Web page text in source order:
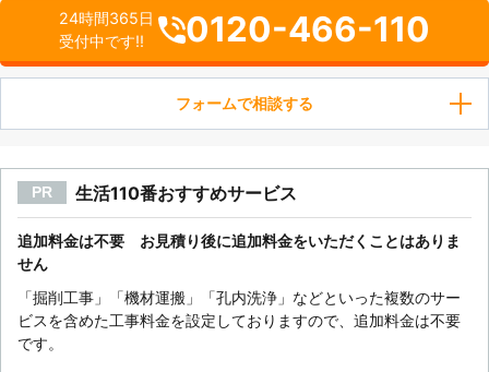
24時間365日
受付中です!!
0120-466-110
フォームで相談する
PR 生活110番おすすめサービス
追加料金は不要 お見積り後に追加料金をいただくことはありま
せん
「掘削工事」「機材運搬」「孔内洗浄」などといった複数のサー
ビスを含めた工事料金を設定しておりますので、追加料金は不要
です。